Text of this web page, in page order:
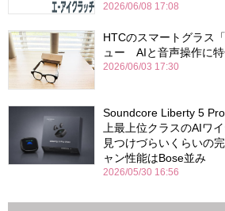
2026/06/08 17:08
HTCのスマートグラス
ュー AIと音声操作に特
2026/06/03 17:30
Soundcore Liberty 5
上最上位クラスのAIワ
見つけづらいくらいの
ャン性能はBose並み
2026/05/30 16:56